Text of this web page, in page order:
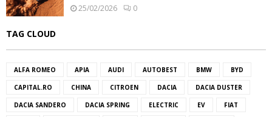
25/02/2026 0
TAG CLOUD
ALFA ROMEO APIA AUDI AUTOBEST BMW BYD
CAPITAL.RO CHINA CITROEN DACIA DACIA DUSTER
DACIA SANDERO DACIA SPRING ELECTRIC EV FIAT